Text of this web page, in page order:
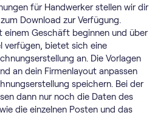
für Handwerker stellen wir dir
Download zur Verfügung.
Geschäft beginnen und über
verfügen, bietet sich eine
an. Die Vorlagen
an dein Firmenlayout anpassen
speichern. Bei der
dann nur noch die Daten des
die einzelnen Posten und das